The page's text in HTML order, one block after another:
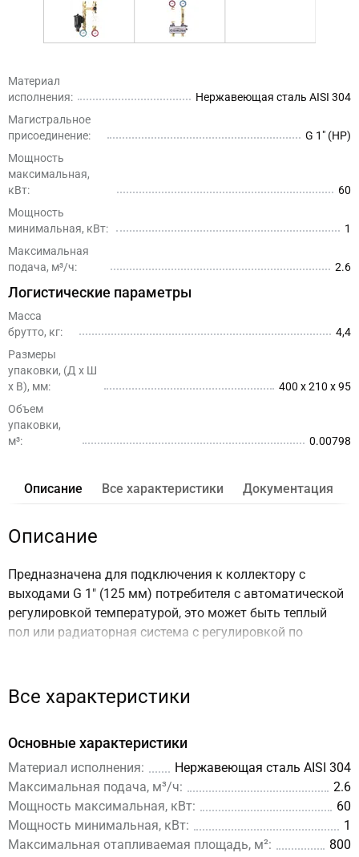
Материал
исполнения:
Нержавеющая сталь AISI 304
Магистральное
присоединение:
G 1″ (НР)
Мощность
максимальная,
кВт:
60
Мощность
минимальная, кВт:
1
Максимальная
подача, м³/ч:
2.6
Логистические параметры
Масса
брутто, кг:
4,4
Размеры
упаковки, (Д x Ш
х В), мм:
400 x 210 x 95
Объем
упаковки,
м³:
0.00798
Описание Все характеристики Документация
Описание
Предназначена для подключения к коллектору с
выходами G 1" (125 мм) потребителя с автоматической
регулировкой температурой, это может быть теплый
пол или радиаторная система с регулировкой по
📑 Проектирование и комплектация
насосная группа NGSS-25C входит в состав следующих
наборов:
Комплект обвязки теплого пола и радиаторов TU-60-
04 (заказывайте в любом филиале ЭТМ)
Для получения готовой BIM-модели узла TU-60-04
Все характеристики
Основные характеристики
Материал исполнения:
Нержавеющая сталь AISI 304
Максимальная подача, м³/ч:
2.6
Мощность максимальная, кВт:
60
Мощность минимальная, кВт:
1
Максимальная отапливаемая площадь, м²:
800